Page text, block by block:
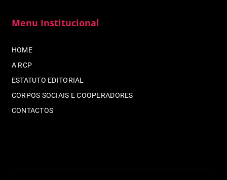
Menu Institucional
HOME
A RCP
ESTATUTO EDITORIAL
CORPOS SOCIAIS E COOPERADORES
CONTACTOS